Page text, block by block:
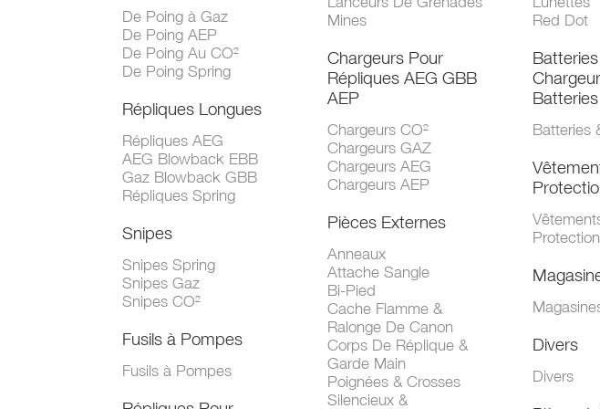
De Poing à Gaz
De Poing AEP
De Poing Au CO²
De Poing Spring
Répliques Longues
Répliques AEG
AEG Blowback EBB
Gaz Blowback GBB
Répliques Spring
Snipes
Snipes Spring
Snipes Gaz
Snipes CO²
Fusils à Pompes
Fusils à Pompes
Mines
Chargeurs Pour
Répliques AEG GBB
AEP
Chargeurs CO²
Chargeurs GAZ
Chargeurs AEG
Chargeurs AEP
Pièces Externes
Anneaux
Attache Sangle
Bi-Pied
Cache Flamme &
Ralonge De Canon
Corps De Réplique &
Garde Main
Poignées & Crosses
Silencieux &
Red Dot
Batteries
Batteries
Divers
Divers